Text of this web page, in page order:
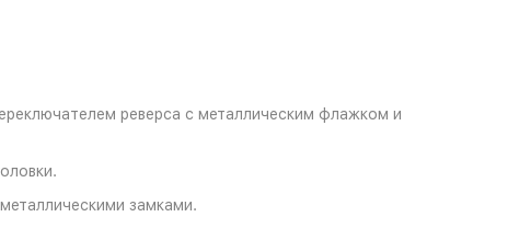
реверса с металлическим флажком и
замками.